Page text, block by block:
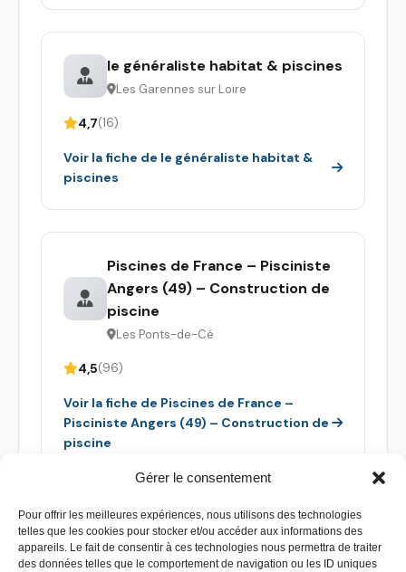
Gérer le consentement
Pour offrir les meilleures expériences, nous utilisons des technologies
telles que les cookies pour stocker et/ou accéder aux informations des
appareils. Le fait de consentir à ces technologies nous permettra de traiter
des données telles que le comportement de navigation ou les ID uniques
le généraliste habitat & piscines
Les Garennes sur Loire
4,7(16)
Voir la fiche de le généraliste habitat &
piscines
Piscines de France – Pisciniste
Angers (49) – Construction de
piscine
Les Ponts-de-Cé
4,5(96)
Voir la fiche de Piscines de France –
Pisciniste Angers (49) – Construction de
piscine